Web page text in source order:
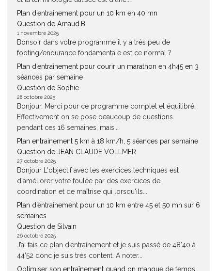
Plan d’entraînement pour un 10 km en 40 mn
Question de Arnaud.B
1 novembre 2025
Bonsoir dans votre programme il y a très peu de
footing/endurance fondamentale est ce normal ?
Plan d’entraînement pour courir un marathon en 4h45 en 3
séances par semaine
Question de Sophie
28 octobre 2025
Bonjour, Merci pour ce programme complet et équilibré.
Effectivement on se pose beaucoup de questions
pendant ces 16 semaines, mais...
Plan entrainement 5 km à 18 km/h, 5 séances par semaine
Question de JEAN CLAUDE VOLLMER
27 octobre 2025
Bonjour L'objectif avec les exercices techniques est
d'améliorer votre foulée par des exercices de
coordination et de maîtrise qui lorsqu'ils...
Plan d’entraînement pour un 10 km entre 45 et 50 mn sur 6
semaines
Question de Silvain
26 octobre 2025
J’ai fais ce plan d’entraînement et je suis passé de 48’40 à
44’52 donc je suis très content. A noter...
Optimiser son entraînement quand on manque de temps